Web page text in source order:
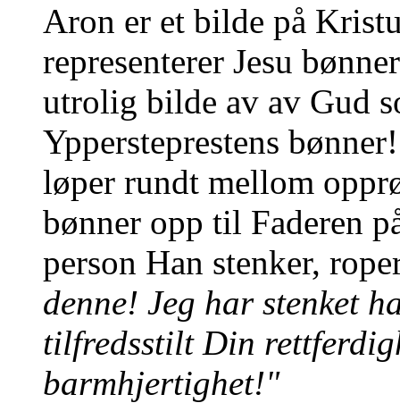
Aron er et bilde på
representerer Jesu
utrolig bilde av av Gud
Yppersteprestens
løper rundt mellom
bønner opp til Faderen
person Han stenker,
denne! Jeg har stenket
tilfredsstilt Din
barmhjertighet!"